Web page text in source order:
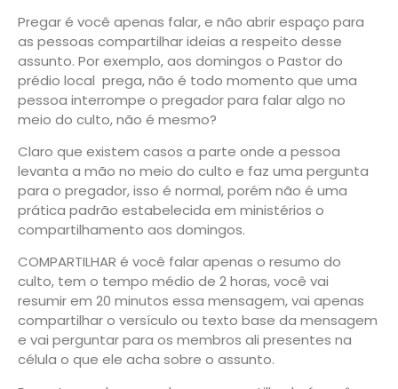
Pregaré você apenas falar, e não abrir espaço para
as pessoas compartilhar ideias a respeito desse
assunto. Por exemplo, aos domingos o Pastor do
prédio local prega, não é todo momento que uma
pessoa interrompe o pregador para falar algo no
meio do culto, não é mesmo?
Claro que existem casos a parte onde a pessoa
levanta a mão no meio do culto e faz uma pergunta
para o pregador, isso é normal, porém não é uma
prática padrão estabelecida em ministérios o
compartilhamento aos domingos.
COMPARTILHAR é você falar apenas o resumo do
culto, tem o tempo médio de 2 horas, você vai
resumir em 20 minutos essa mensagem, vai apenas
compartilhar o versículo ou texto base da mensagem
e vai perguntar para os membros ali presentes na
célula o que ele acha sobre o assunto.